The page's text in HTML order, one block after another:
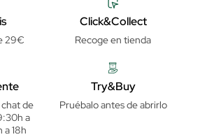
29€
Click&Collect
Recoge en tienda
de
a
a 18h
Try&Buy
Pruébalo antes de abrirlo